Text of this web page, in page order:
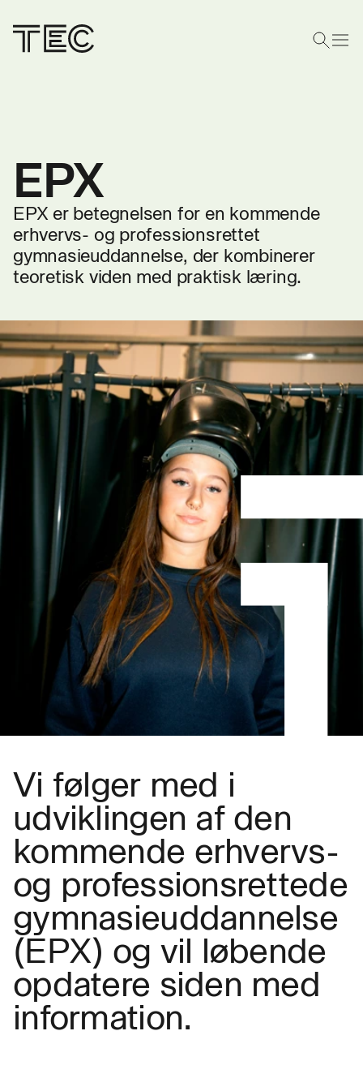
EPX
EPX er betegnelsen for en kommende
erhvervs- og professionsrettet
gymnasieuddannelse, der kombinerer
teoretisk viden med praktisk læring.
Vi følger med i
udviklingen af den
kommende erhvervs-
og professionsrettede
gymnasieuddannelse
(EPX) og vil løbende
opdatere siden med
information.